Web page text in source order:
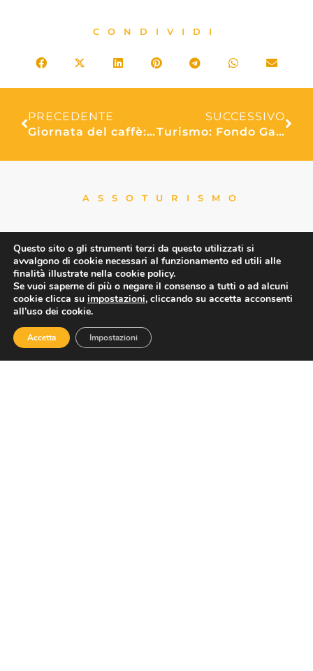
CONDIVIDI
PRECEDENTE
Giornata del caffè: Fiepet Confesercenti, espresso simbolo dei pubblici esercizi italiani e binomio indissolubile con i bar. Ma sul costo della tazzina bisogna cambiare visione
SUCCESSIVO
Turismo: Fondo Garanzia Viaggi, Assoturismo e Assoviaggi al TTG di Rimini, opportunità unica di incontro con agenzie di viaggi e operatori del settore
ASSOTURISMO
Contatti
Via Nazionale 60, Roma 00184
Questo sito o gli strumenti terzi da questo utilizzati si
avvalgono di cookie necessari al funzionamento ed utili alle
finalità illustrate nella cookie policy.
Se vuoi saperne di più o negare il consenso a tutti o ad alcuni
cookie clicca su impostazioni, cliccando su accetta acconsenti
all’uso dei cookie.
Accetta Impostazioni